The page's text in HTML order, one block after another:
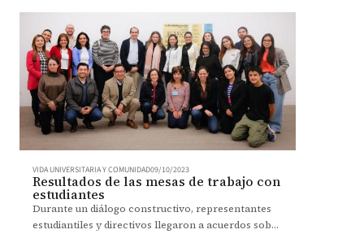
VIDA UNIVERSITARIA Y COMUNIDAD09/10/2023
Resultados de las mesas de trabajo con
estudiantes
Durante un diálogo constructivo, representantes
estudiantiles y directivos llegaron a acuerdos sobre